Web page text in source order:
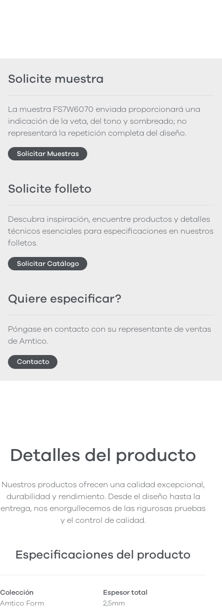
Solicite muestra
La muestra FS7W6070 enviada proporcionará una
indicación de la veta, del tono y sombreado; no
representará la repetición completa del diseño.
Solicitar Muestras
Solicite folleto
Descubra inspiración, encuentre productos y detalles
técnicos esenciales para especificaciones en nuestros
folletos.
Solicitar Catálogo
Quiere especificar?
Póngase en contacto con su representante de ventas
de Amtico.
Contacto
Detalles del producto
Nuestros productos ofrecen una calidad excepcional,
durabilidad y rendimiento. Desde el diseño hasta la
entrega, nos enorgullecemos de las rigurosas pruebas
y el control de calidad.
Especificaciones del producto
Colección
Amtico Form
Espesor total
2,5mm